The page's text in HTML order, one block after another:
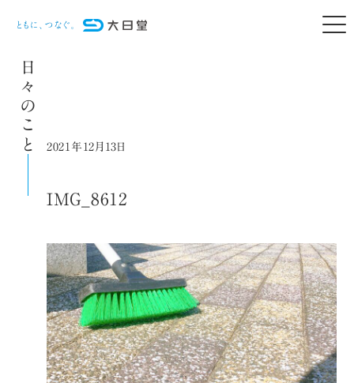
日々のこと 2021年12月13日
IMG_8612